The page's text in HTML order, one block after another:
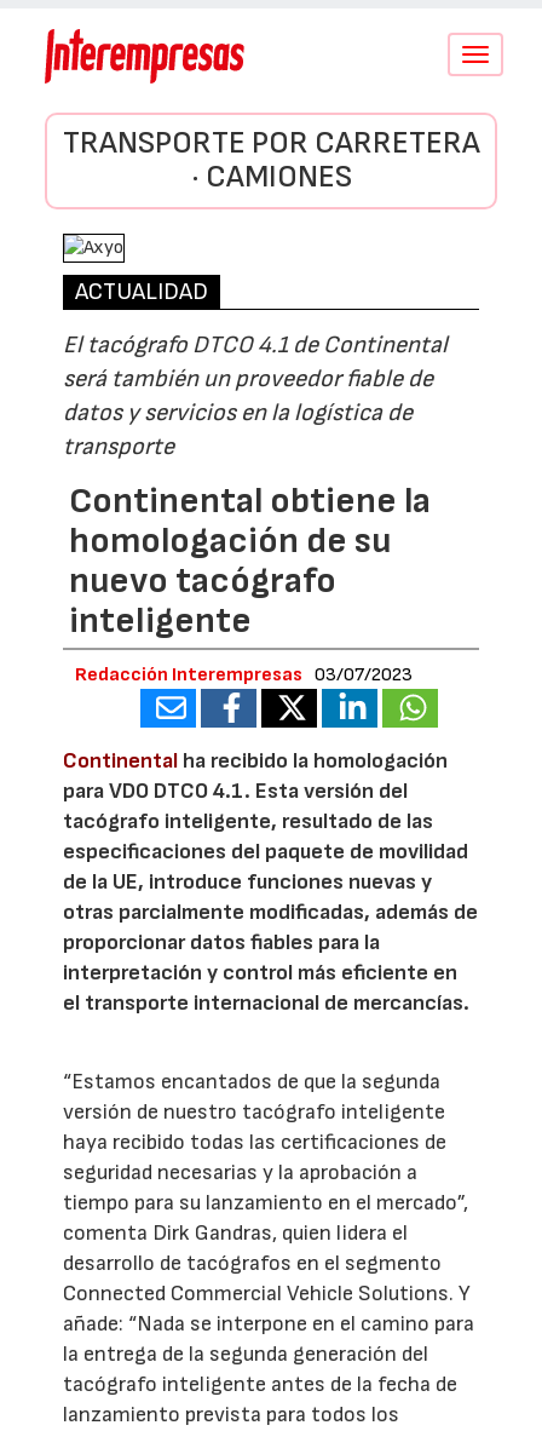
Conmutar
TRANSPORTE POR CARRETERA
· CAMIONES
ACTUALIDAD
El tacógrafo DTCO 4.1 de Continental
será también un proveedor fiable de
datos y servicios en la logística de
transporte
Continental obtiene la
homologación de su
nuevo tacógrafo
inteligente
Redacción Interempresas 03/07/2023
Continental ha recibido la homologación
para VDO DTCO 4.1. Esta versión del
tacógrafo inteligente, resultado de las
especificaciones del paquete de movilidad
de la UE, introduce funciones nuevas y
otras parcialmente modificadas, además de
proporcionar datos fiables para la
interpretación y control más eficiente en
el transporte internacional de mercancías.
“Estamos encantados de que la segunda
versión de nuestro tacógrafo inteligente
haya recibido todas las certificaciones de
seguridad necesarias y la aprobación a
tiempo para su lanzamiento en el mercado”,
comenta Dirk Gandras, quien lidera el
desarrollo de tacógrafos en el segmento
Connected Commercial Vehicle Solutions. Y
añade: “Nada se interpone en el camino para
la entrega de la segunda generación del
tacógrafo inteligente antes de la fecha de
lanzamiento prevista para todos los